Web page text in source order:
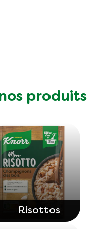
produits
Risottos